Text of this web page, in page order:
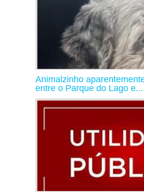
Animalzinho
entre o Parque do Lago e...